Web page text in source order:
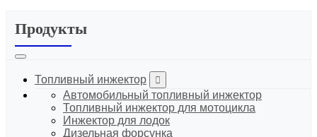
Продукты
Топливный инжектор
Автомобильный топливный инжектор
Топливный инжектор для мотоцикла
Инжектор для лодок
Дизельная форсунка